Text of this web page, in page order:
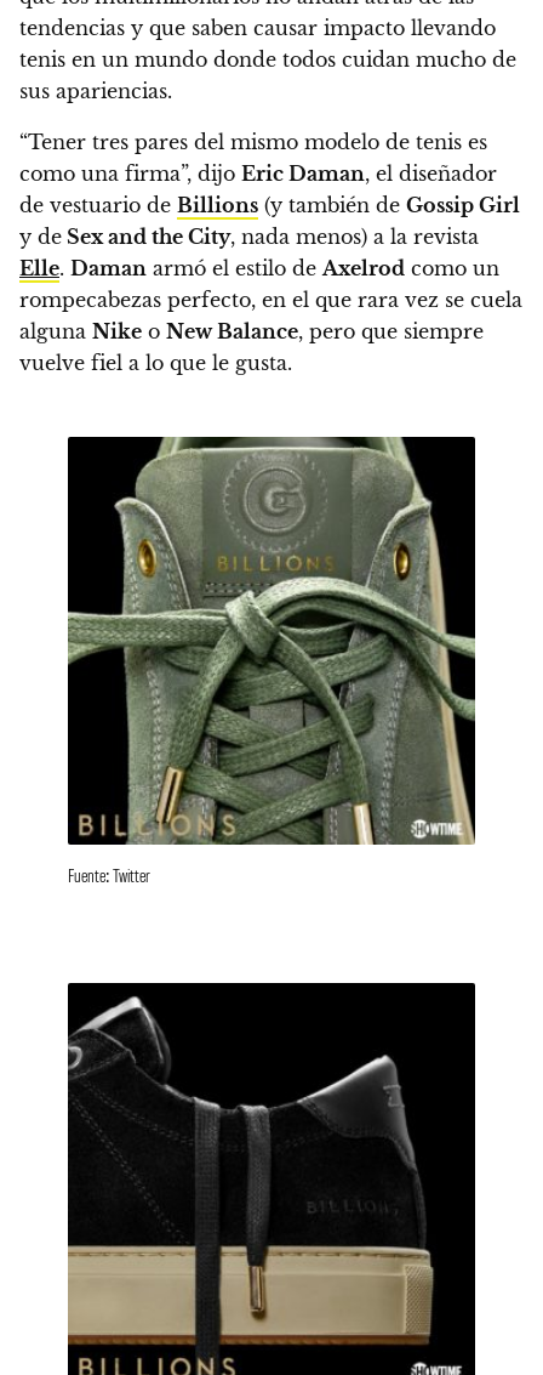
tendencias y que saben causar impacto llevando
tenis en un mundo donde todos cuidan mucho de
sus apariencias.
“Tener tres pares del mismo modelo de tenis es
como una firma”, dijo Eric Daman, el diseñador
de vestuario de Billions (y también de Gossip Girl
y de Sex and the City, nada menos) a la revista
Elle. Daman armó el estilo deAxelrod como un
rompecabezas perfecto, en el que rara vez se cuela
alguna Nike o New Balance, pero que siempre
vuelve fiel a lo que le gusta.
Fuente: Twitter